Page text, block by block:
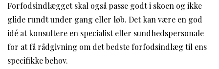
Forfodsindlægget skal også passe godt i skoen og ikke
glide rundt under gang eller løb. Det kan være en god
idé at konsultere en specialist eller sundhedspersonale
for at få rådgivning om det bedste forfodsindlæg til ens
specifikke behov.